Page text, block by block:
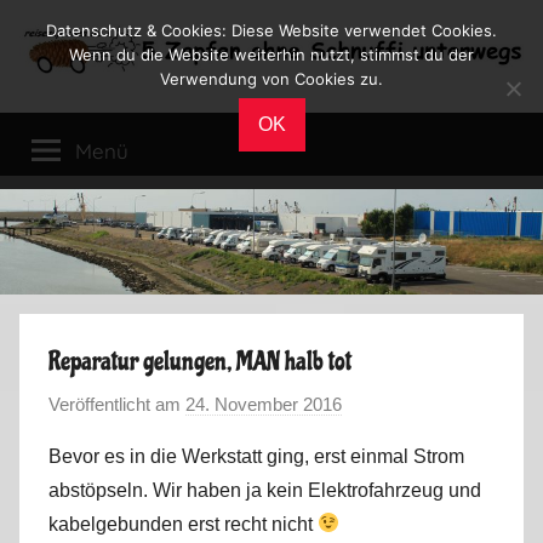
Inhalt
Reiseblog
Leben
im
Wohnmobil
Menü
Reparatur gelungen, MAN halb tot
Veröffentlicht am 24. November 2016
n
M
Bevor es in die Werkstatt ging, erst einmal Strom
abstöpseln. Wir haben ja kein Elektrofahrzeug und
kabelgebunden erst recht nicht
Datenschutz & Cookies: Diese Website verwendet Cookies.
Wenn du die Website weiterhin nutzt, stimmst du der
Verwendung von Cookies zu.
OK